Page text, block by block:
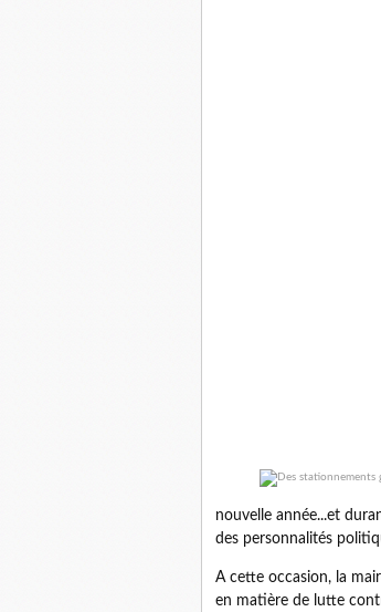
nouvelle année...et
des personnalités
A cette occasion, la
en matière de lutte